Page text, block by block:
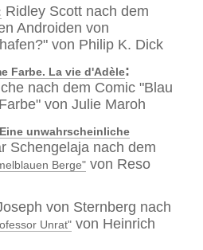
Ridley Scott nach dem
Androiden von
von Philip K. Dick
Farbe. La vie d'Adèle:
nach dem Comic "Blau
von Julie Maroh
unwahrscheinliche
Schengelaja nach dem
Berge" von Reso
von Sternberg nach
Unrat" von Heinrich